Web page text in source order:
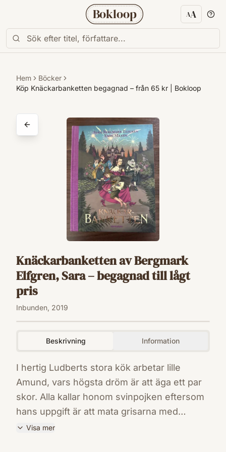
Bokloop AA
Hem
Böcker
Köp Knäckarbanketten begagnad – från 65 kr | Bokloop
Knäckarbanketten av Bergmark
Elfgren, Sara – begagnad till lågt
pris
Inbunden, 2019
Beskrivning Information
I hertig Ludberts stora kök arbetar lille
Amund, vars högsta dröm är att äga ett par
skor. Alla kallar honom svinpojken eftersom
hans uppgift är att mata grisarna med
resterna som blivit över från hertig Ludberts
Visa mer